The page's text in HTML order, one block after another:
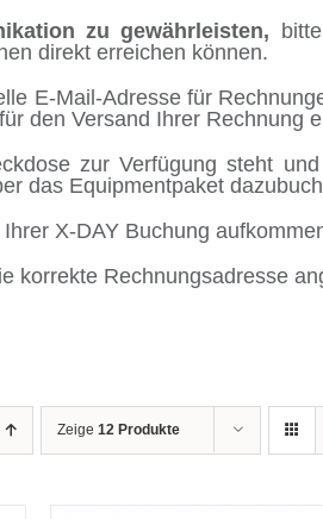
zu gewährleisten,
direkt erreichen können.
E-Mail-Adresse für
den Versand Ihrer Rechnung
zur Verfügung steht
das Equipmentpaket
X-DAY Buchung
korrekte Rechnungsadresse
Zeige 12 Produkte